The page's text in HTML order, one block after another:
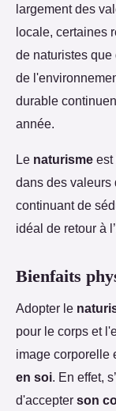
largement des
locale, certaines
de naturistes que
de
durable
année.
Le naturisme est
dans des valeurs
continuant de
idéal de retour à
Bienfaits
Adopter le
pour le corps et
image corporelle
en soi. En effet,
d'accepter son